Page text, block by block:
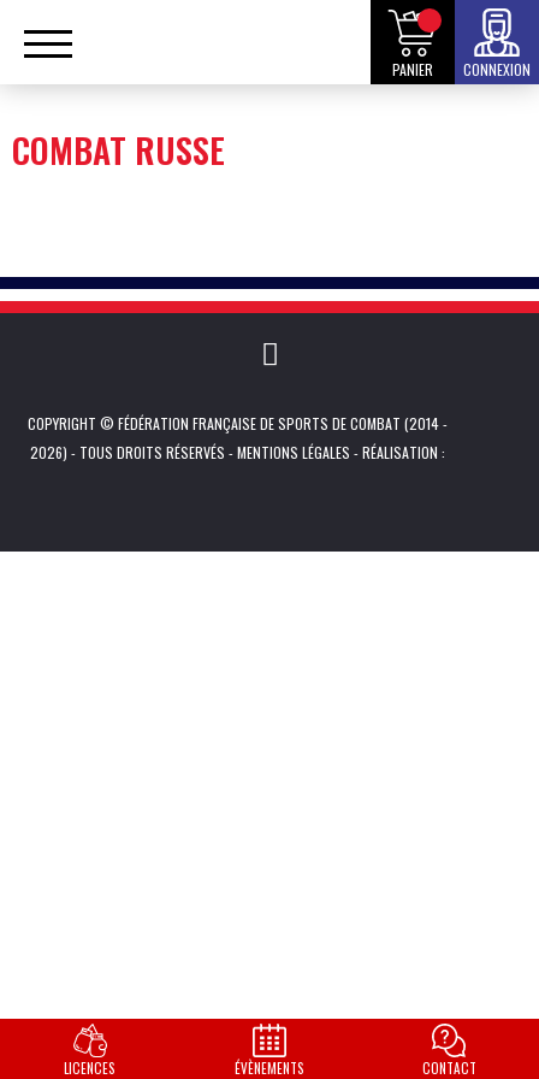
PANIER CONNEXION
COMBAT RUSSE
COPYRIGHT © FÉDÉRATION FRANÇAISE DE SPORTS DE COMBAT (2014 -
2026) - TOUS DROITS RÉSERVÉS -MENTIONS LÉGALES - RÉALISATION :
LICENCES ÉVÈNEMENTS CONTACT